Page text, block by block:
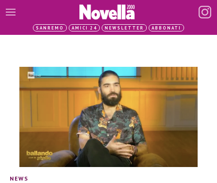
SANREMO AMICI 24 NEWSLETTER ABBONATI
NEWS